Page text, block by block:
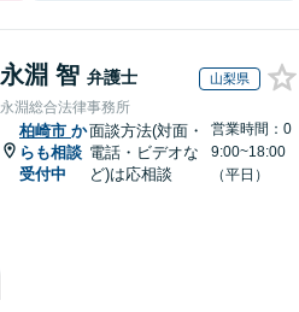
永淵 智 弁護士 山梨県
永淵総合法律事務所
柏崎市 か
らも相談
受付中
面談方法(対面・
電話・ビデオな
ど)は応相談
営業時間：0
9:00~18:00
（平日）